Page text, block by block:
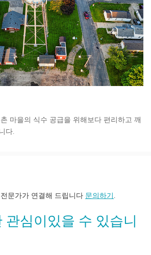
마을의 식수 공급을 위해보다 편리하고 깨
다.
문가가 연결해 드립니다 문의하기.
관심이있을 수 있습니